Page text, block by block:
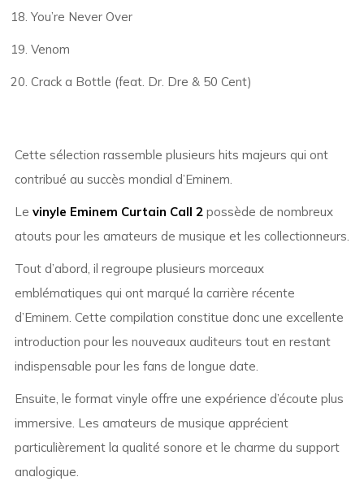
You’re Never Over
Venom
Crack a Bottle (feat. Dr. Dre & 50 Cent)
Cette sélection rassemble plusieurs hits majeurs qui ont
contribué au succès mondial d’Eminem.
Le vinyle Eminem Curtain Call 2possède de nombreux
atouts pour les amateurs de musique et les collectionneurs.
Tout d’abord, il regroupe plusieurs morceaux
emblématiques qui ont marqué la carrière récente
d’Eminem. Cette compilation constitue donc une excellente
introduction pour les nouveaux auditeurs tout en restant
indispensable pour les fans de longue date.
Ensuite, le format vinyle offre une expérience d’écoute plus
immersive. Les amateurs de musique apprécient
particulièrement la qualité sonore et le charme du support
analogique.